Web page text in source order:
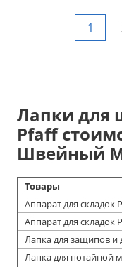
1
Лапки для
Pfaff
Швейный
Товары
Аппарат для складок
Аппарат для складок
Лапка для защипов
Лапка для потайной